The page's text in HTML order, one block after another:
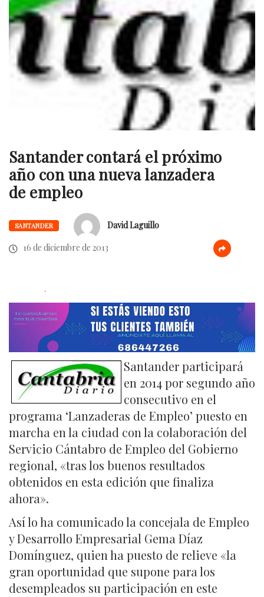
Santander contará el próximo
año con una nueva lanzadera
de empleo
SANTANDER
David Laguillo
16 de diciembre de 2013
.
Santander participará
en 2014 por segundo año
consecutivo en el
programa ‘Lanzaderas de Empleo’ puesto en
marcha en la ciudad con la colaboración del
Servicio Cántabro de Empleo del Gobierno
regional, «tras los buenos resultados
obtenidos en esta edición que finaliza
ahora».
Así lo ha comunicado la concejala de Empleo
y Desarrollo Empresarial Gema Díaz
Domínguez, quien ha puesto de relieve «la
gran oportunidad que supone para los
desempleados su participación en este